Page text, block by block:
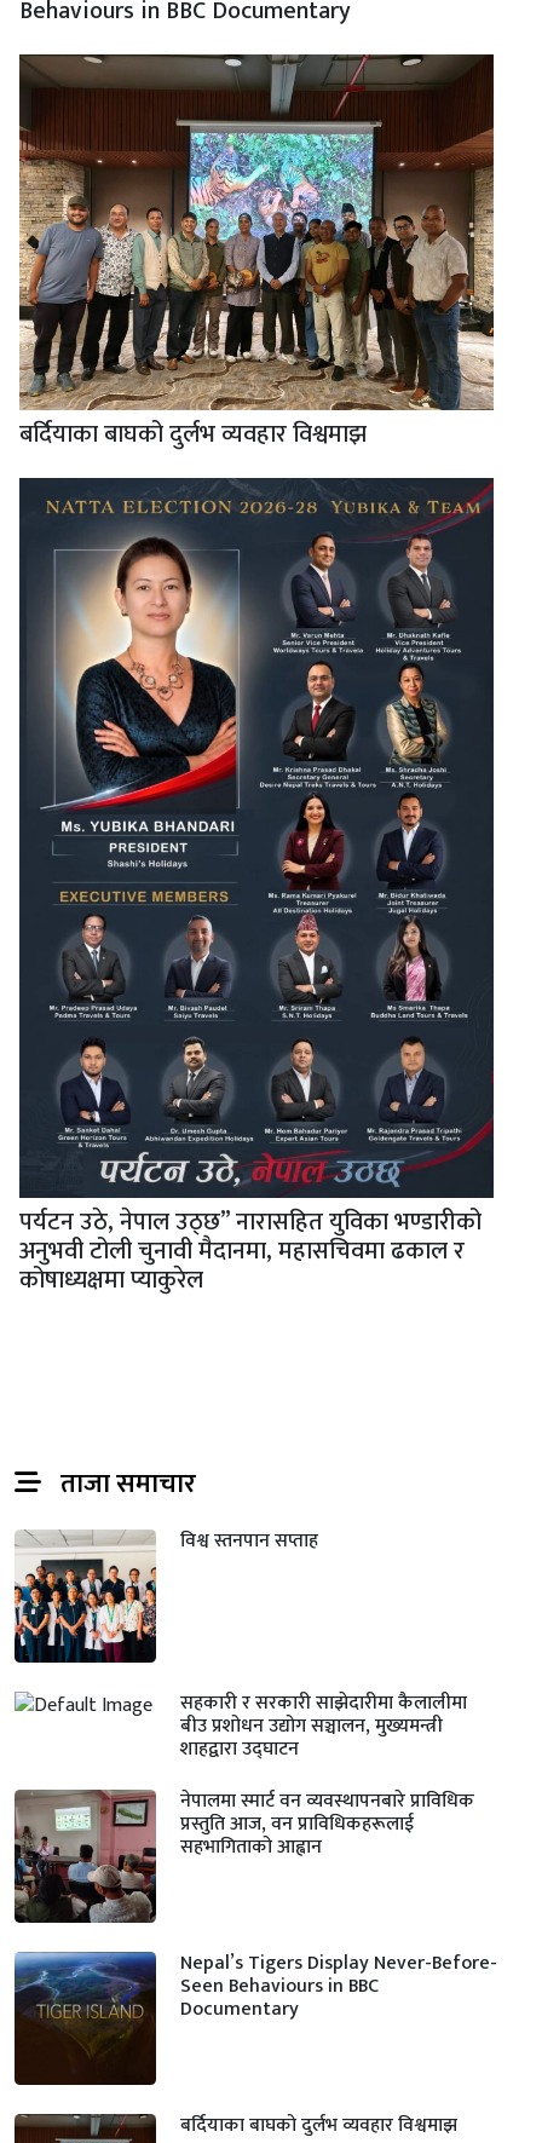
Behaviours in BBC Documentary
बर्दियाका बाघको दुर्लभ व्यवहार विश्वमाझ
पर्यटन उठे, नेपाल उठ्छ” नारासहित युविका भण्डारीको
अनुभवी टोली चुनावी मैदानमा, महासचिवमा ढकाल र
कोषाध्यक्षमा प्याकुरेल
ताजा समाचार
विश्व स्तनपान सप्ताह
सहकारी र सरकारी साझेदारीमा कैलालीमा
बीउ प्रशोधन उद्योग सञ्चालन, मुख्यमन्त्री
शाहद्वारा उद्घाटन
नेपालमा स्मार्ट वन व्यवस्थापनबारे प्राविधिक
प्रस्तुति आज, वन प्राविधिकहरूलाई
सहभागिताको आह्वान
Nepal’s Tigers Display Never-Before-
Seen Behaviours in BBC
Documentary
बर्दियाका बाघको दुर्लभ व्यवहार विश्वमाझ